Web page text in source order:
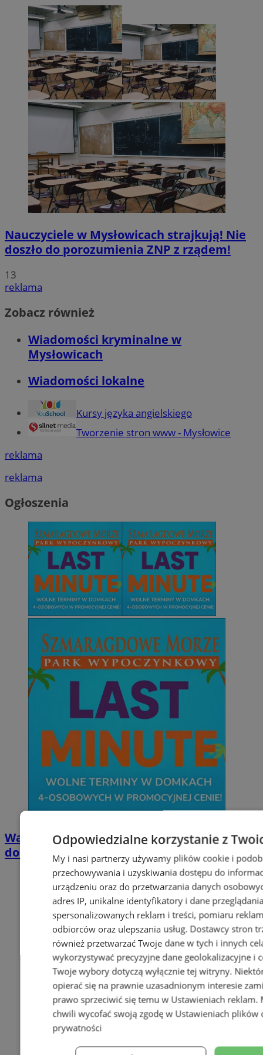
Nauczyciele w Mysłowicach strajkują! Nie
doszło do porozumienia ZNP z rządem!
13
reklama
Zobacz również
Wiadomości kryminalne w
Mysłowicach
Wiadomości lokalne
Kursy języka angielskiego
Tworzenie stron www - Mysłowice
reklama
reklama
Ogłoszenia
Wakacyjny wypoczynek nad Bałtykiem w
domkach Szmaragdowe Morze
Odpowiedzialne korzystanie z
My i nasi partnerzy używamy plików cookie i
przechowywania i uzyskiwania dostępu do
urządzeniu oraz do przetwarzania danych
adres IP, unikalne identyfikatory i dane
spersonalizowanych reklam i treści, pomiaru
odbiorców oraz ulepszania usług. Dostawcy stron
również przetwarzać Twoje dane w tych i innych
wykorzystywać precyzyjne dane geolokalizacyjne i
Twoje wybory dotyczą wyłącznie tej witryny.
opierać się na prawnie uzasadnionym interesie
prawo sprzeciwić się temu w Ustawieniach reklam.
chwili wycofać swoją zgodę w Ustawieniach plików
prywatności